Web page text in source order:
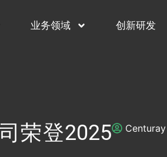
业务领域 创新研发
荣登2025
Centuray